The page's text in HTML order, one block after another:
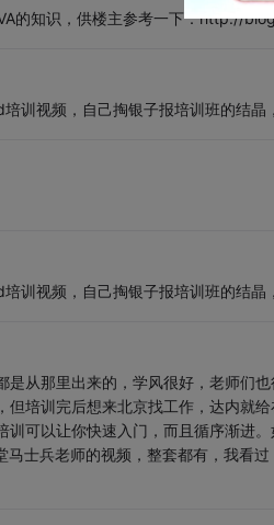
的知识，供楼主参考一下：http://
训视频，自己掏银子报培训班的结
训视频，自己掏银子报培训班的结
是从那里出来的，学风很好，老师们
但培训完后想来北京找工作，达内就
训可以让你快速入门，而且循序渐进
士兵老师的视频，整套都有，我看